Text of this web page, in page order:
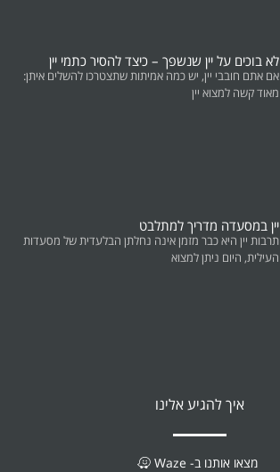
לא בוכים על יין שנשפך – כיצד להסיר כתמי יין
אם אתם חובבי יין, יש כמה אמיתות שתצטרכו להשלים איתן:
מאוד קשה למצוא יין
יין במסעדה מדריך למתלבט
תרבות יין היא כבר מזמן אינה נחלתן הבלעדית של מסעדות
העילית, היום ניתן למצוא
איך להגיע אלינו
מצאו אותנו ב- Waze